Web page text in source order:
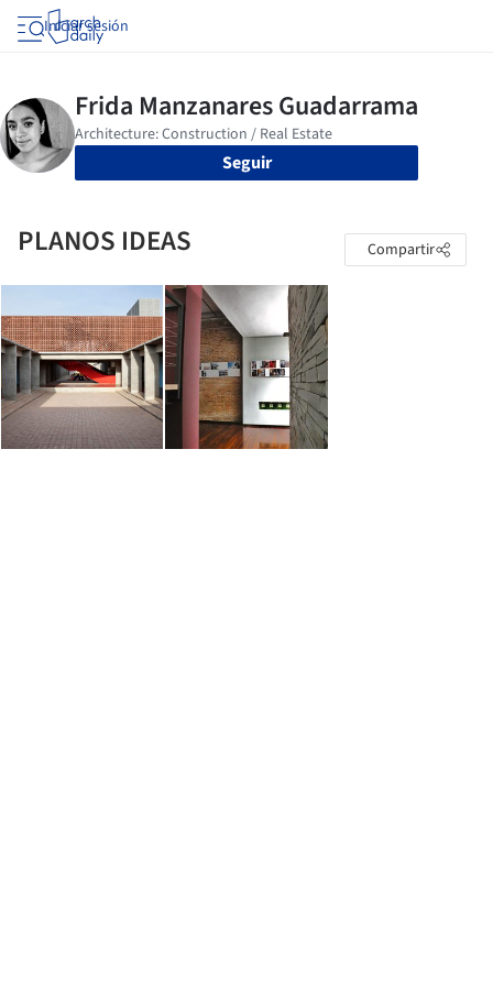
Iniciar sesión
Seguir
PLANOS IDEAS Compartir